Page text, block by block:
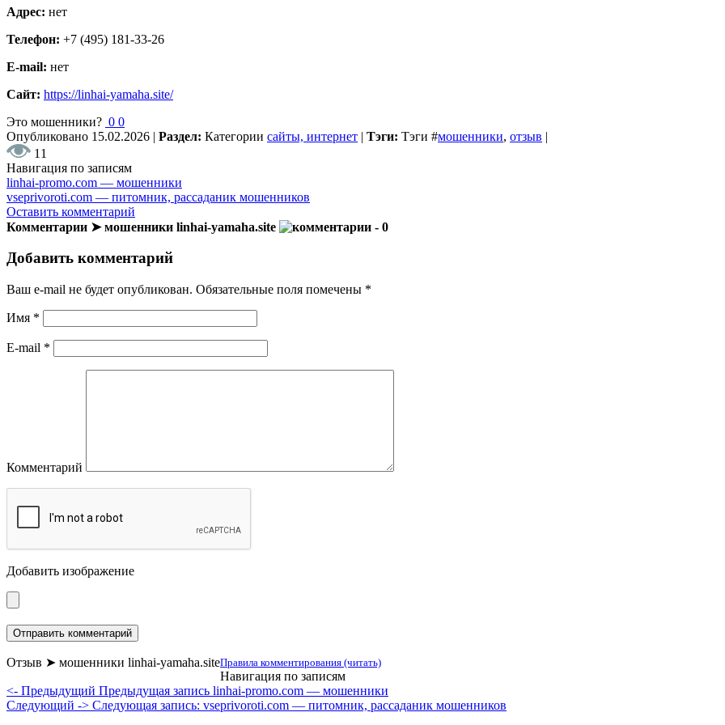
Адрес: нет
Телефон: +7 (495) 181-33-26
E-mail: нет
Сайт: https://linhai-yamaha.site/
Это мошенники? 0 0
Опубликовано 15.02.2026 | Раздел: Категории сайты, интернет | Тэги: Тэги #мошенники, отзыв |
11
Навигация по записям
linhai-promo.com — мошенники
vseprivoroti.com — питомник, рассаданик мошенников
Оставить комментарий
Комментарии ➤ мошенники linhai-yamaha.site
- 0
Добавить комментарий
Ваш e-mail не будет опубликован. Обязательные поля помечены *
Имя *
E-mail *
Комментарий
Добавить изображение
Правила комментирования (читать)
Отзыв ➤ мошенники linhai-yamaha.site
Навигация по записям
<- Предыдущий Предыдущая запись linhai-promo.com — мошенники
Следующий -> Следующая запись: vseprivoroti.com — питомник, рассаданик мошенников